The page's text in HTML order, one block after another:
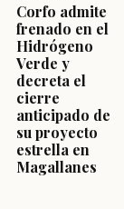
Corfo admite
frenado en el
Hidrógeno
Verde y
decreta el
cierre
anticipado de
su proyecto
estrella en
Magallanes